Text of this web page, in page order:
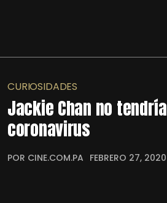
CURIOSIDADES
Jackie Chan no tendría
coronavirus
POR CINE.COM.PA FEBRERO 27, 2020